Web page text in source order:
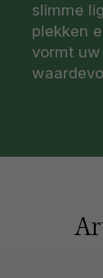
slimme
plekken
vormt